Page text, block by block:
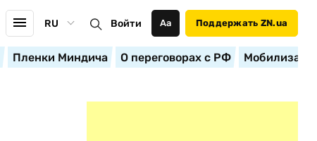
RU Войти Аа Поддержать ZN.ua
Пленки Миндича О переговорах с РФ